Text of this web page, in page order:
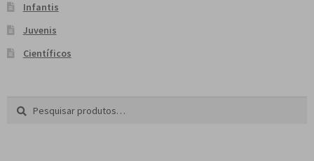
Infantis
Juvenis
Científicos
Pesquisar